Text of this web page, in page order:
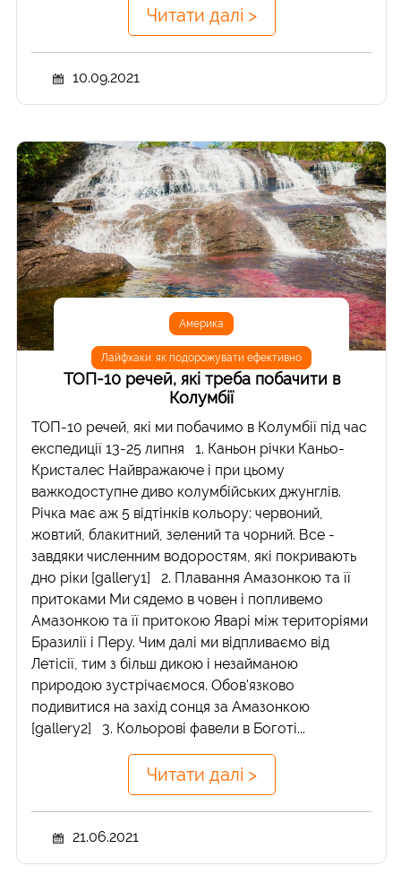
Читати далі >
10.09.2021
Америка
Лайфхаки: як подорожувати ефективно
ТОП-10 речей, які треба побачити в
Колумбії
ТОП-10 речей, які ми побачимо в Колумбії під час
експедиції 13-25 липня 1. Каньон річки Каньо-
Кристалес Найвражаюче і при цьому
важкодоступне диво колумбійських джунглів.
Річка має аж 5 відтінків кольору: червоний,
жовтий, блакитний, зелений та чорний. Все -
завдяки численним водоростям, які покривають
дно ріки [gallery1] 2. Плавання Амазонкою та її
притоками Ми сядемо в човен і попливемо
Амазонкою та її притокою Яварі між територіями
Бразилії і Перу. Чим далі ми відпливаємо від
Летісії, тим з більш дикою і незайманою
природою зустрічаємося. Обов'язково
подивитися на захід сонця за Амазонкою
[gallery2] 3. Кольорові фавели в Боготі...
Читати далі >
21.06.2021